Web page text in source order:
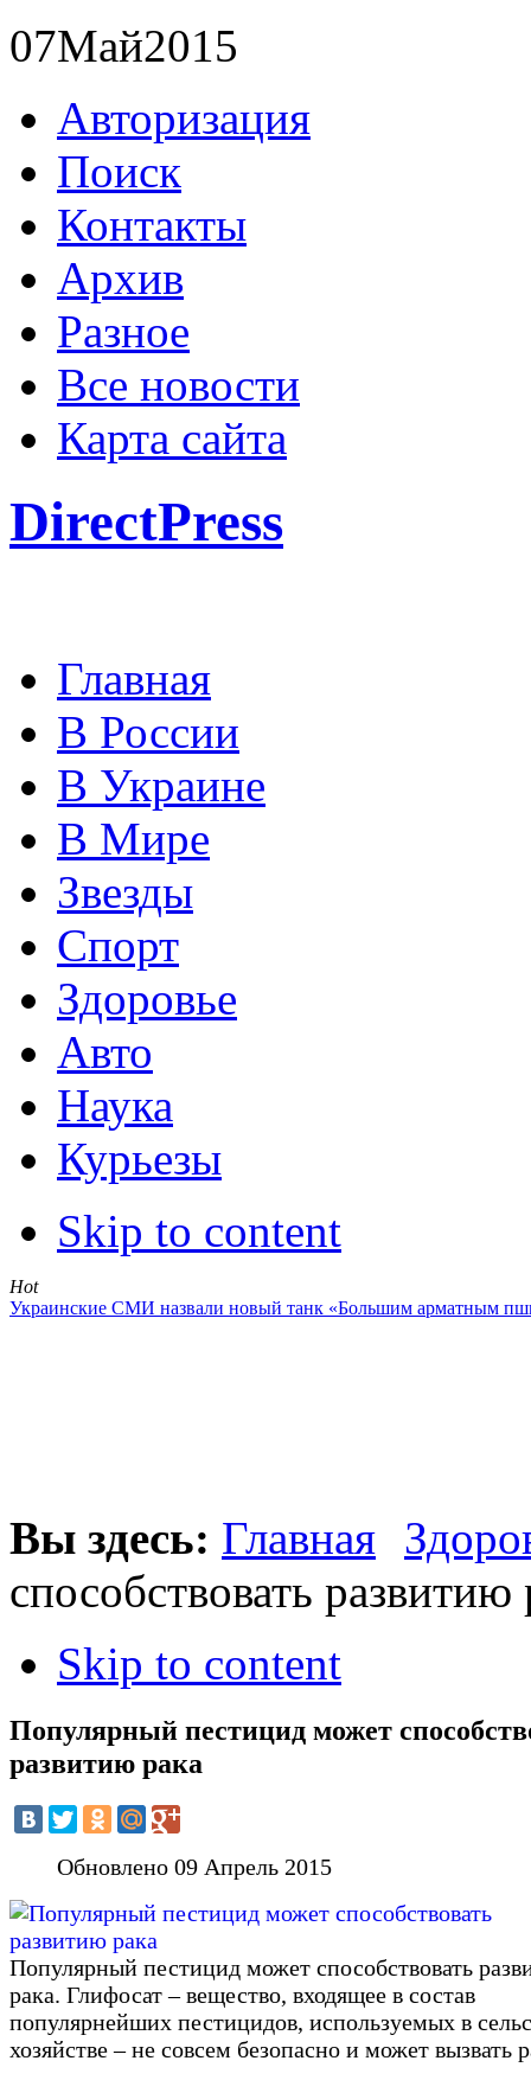
07Май2015
Авторизация
Поиск
Контакты
Архив
Разное
Все новости
Карта сайта
DirectPress
Главная
В России
В Украине
В Мире
Звезды
Спорт
Здоровье
Авто
Наука
Курьезы
Skip to content
Hot
Украинские СМИ назвали новый танк «Большим арматным
Вы здесь: Главная
способствовать развитию
Skip to content
Популярный пестицид может
развитию рака
Обновлено 09 Апрель 2015
Популярный пестицид может способствовать
рака. Глифосат – вещество, входящее в состав
популярнейших пестицидов, используемых в
хозяйстве – не совсем безопасно и может вызвать